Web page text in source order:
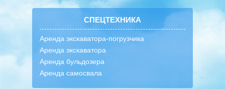
СПЕЦТЕХНИКА
Аренда экскаватора-погрузчика
Аренда экскаватора
Аренда бульдозера
Аренда самосвала